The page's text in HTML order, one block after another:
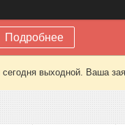
Подробнее
выходной. Ваша